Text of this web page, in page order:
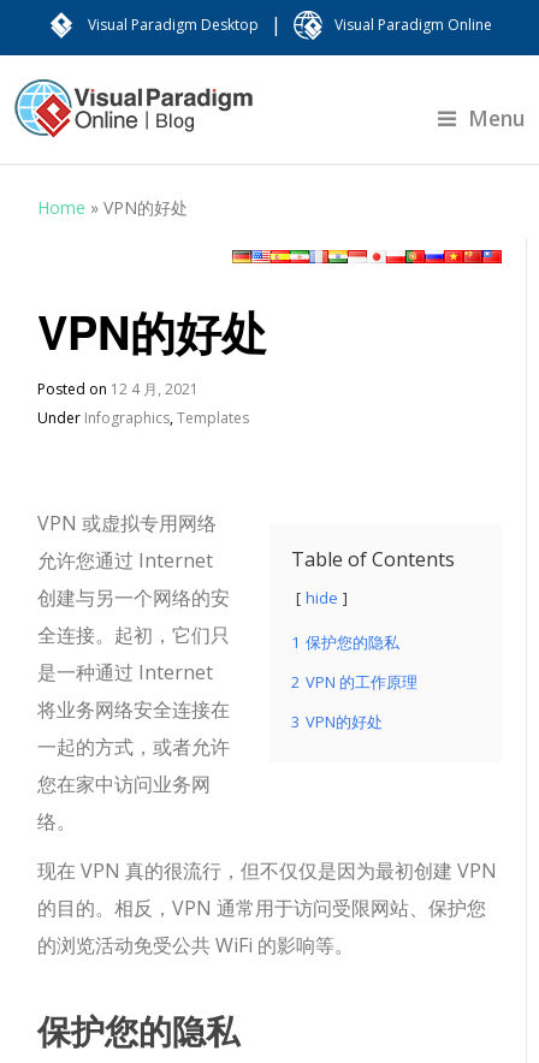
Visual Paradigm Desktop | Visual Paradigm Online
Menu
Home »VPN的好处
VPN的好处
Posted on 12 4 月, 2021
Under Infographics,Templates
Table of Contents
hide
1 保护您的隐私
2 VPN 的工作原理
3 VPN的好处
VPN 或虚拟专用网络
允许您通过 Internet
创建与另一个网络的安
全连接。起初，它们只
是一种通过 Internet
将业务网络安全连接在
一起的方式，或者允许
您在家中访问业务网
络。
现在 VPN 真的很流行，但不仅仅是因为最初创建 VPN
的目的。相反，VPN 通常用于访问受限网站、保护您
的浏览活动免受公共 WiFi 的影响等。
保护您的隐私